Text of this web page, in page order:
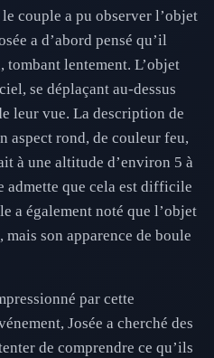
couple a pu observer l’objet
a d’abord pensé qu’il
tombant lentement. L’objet
se déplaçant au-dessus
leur vue. La description de
aspect rond, de couleur feu,
à une altitude d’environ 5 à
admette que cela est difficile
a également noté que l’objet
son apparence de boule
par cette
Josée a cherché des
de comprendre ce qu’ils